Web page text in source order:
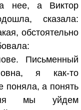
нее, а Виктор
сказала:
обстоятельно
Письменный
я как-то
поняла, а понять
мы уйдем